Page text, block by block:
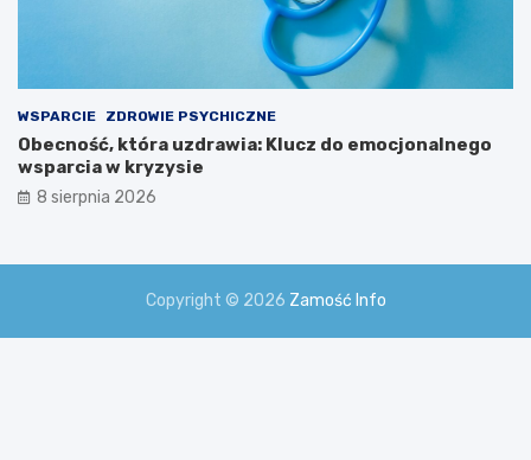
WSPARCIE ZDROWIE PSYCHICZNE
Obecność, która uzdrawia: Klucz do emocjonalnego
wsparcia w kryzysie
8 sierpnia 2026
Copyright © 2026 Zamość Info